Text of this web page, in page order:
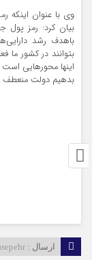
وی با عنوان اینکه
بیان کرد: رمز پول
باهدف رشد
بتوانند در کشور ما
اینها محورهایی
بدهیم دولت منعطف
ارسال :